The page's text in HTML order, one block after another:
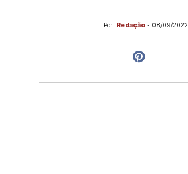
Por: Redação - 08/09/2022